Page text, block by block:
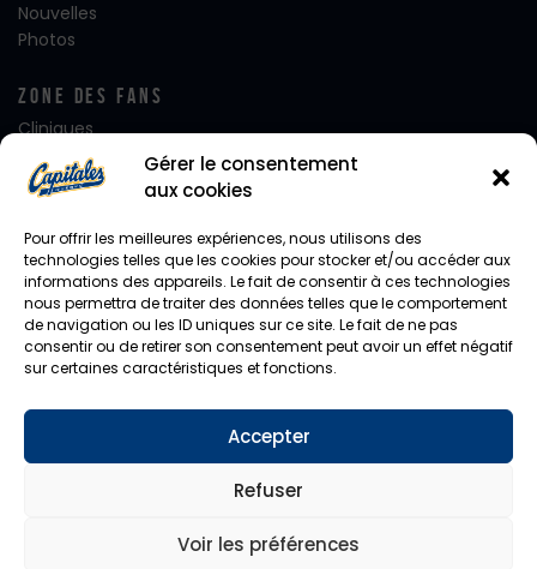
Gérer le consentement
aux cookies
Pour offrir les meilleures expériences, nous utilisons des
technologies telles que les cookies pour stocker et/ou accéder aux
informations des appareils. Le fait de consentir à ces technologies
nous permettra de traiter des données telles que le comportement
de navigation ou les ID uniques sur ce site. Le fait de ne pas
consentir ou de retirer son consentement peut avoir un effet négatif
sur certaines caractéristiques et fonctions.
Accepter
Refuser
Voir les préférences
Nouvelles
Photos
Zone Des Fans
Cliniques
Club FanatiQ
Fan Club Desjardins
Alignement – Jour de Match
Journées de rêve
Notre mascotte Capi
Photo d’équipe
Facebook
Instagram